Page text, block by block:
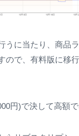
うに当たり、商品
ので、有料版に移
円)で決して高額で